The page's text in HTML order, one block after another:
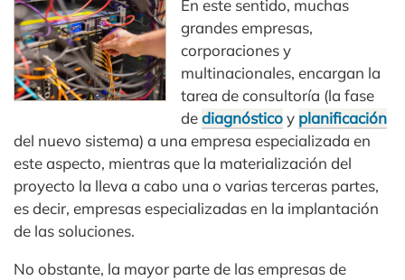
En este sentido, muchas
grandes empresas,
corporaciones y
multinacionales, encargan la
tarea de consultoría (la fase
dediagnósticoy planificación
del nuevo sistema) a una empresa especializada en
este aspecto, mientras que la materialización del
proyecto la lleva a cabo una o varias terceras partes,
es decir, empresas especializadas en la implantación
de las soluciones.
No obstante, la mayor parte de las empresas de